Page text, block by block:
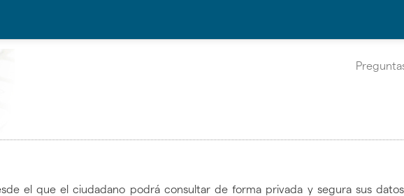
el que el ciudadano podrá consultar de forma privada y segura sus